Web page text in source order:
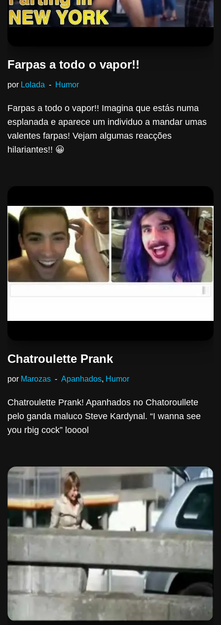
Farpas a todo o vapor!!
por Lolada Humor
Farpas a todo o vapor!! Imagina que estás numa
esplanada e aparece um individuo a mandar umas
valentes farpas! Vejam algumas reacções
hilariantes!! 😀
Chatroulette Prank
por Marozas Apanhados, Humor
Chatroulette Prank! Apanhados no Chatoroullete
pelo ganda maluco Steve Kardynal. “I wanna see
you rbig cock” looool